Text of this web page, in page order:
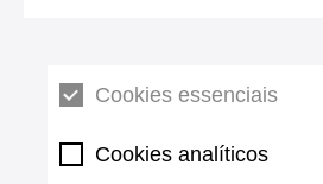
Cookies essenciais
Cookies analíticos